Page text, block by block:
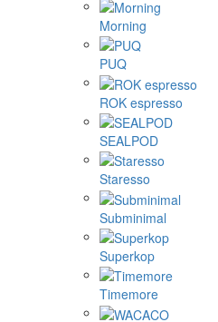
Morning
PUQ
ROK espresso
SEALPOD
Staresso
Subminimal
Superkop
Timemore